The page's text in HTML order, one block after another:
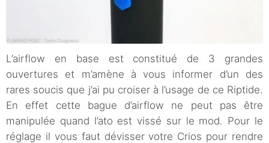
L’airflow en base est constitué de 3 grandes
ouvertures et m’amène à vous informer d’un des
rares soucis que j’ai pu croiser à l’usage de ce Riptide.
En effet cette bague d’airflow ne peut pas être
manipulée quand l’ato est vissé sur le mod. Pour le
réglage il vous faut dévisser votre Crios pour rendre